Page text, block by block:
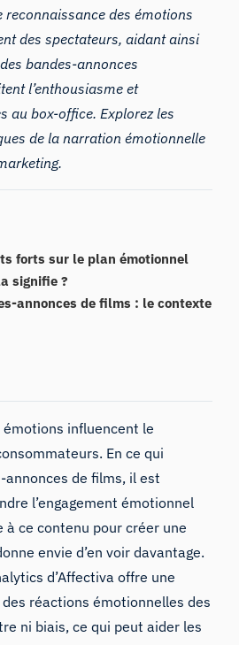
reconnaissance des émotions
des spectateurs, aidant ainsi
bandes-annonces
l’enthousiasme et
au box-office. Explorez les
de la narration émotionnelle
forts sur le plan émotionnel
signifie ?
annonces de films : le contexte
émotions influencent le
. En ce qui
annonces de films, il est
l’engagement émotionnel
ce contenu pour créer une
envie d’en voir davantage.
d’Affectiva offre une
réactions émotionnelles des
ni biais, ce qui peut aider les